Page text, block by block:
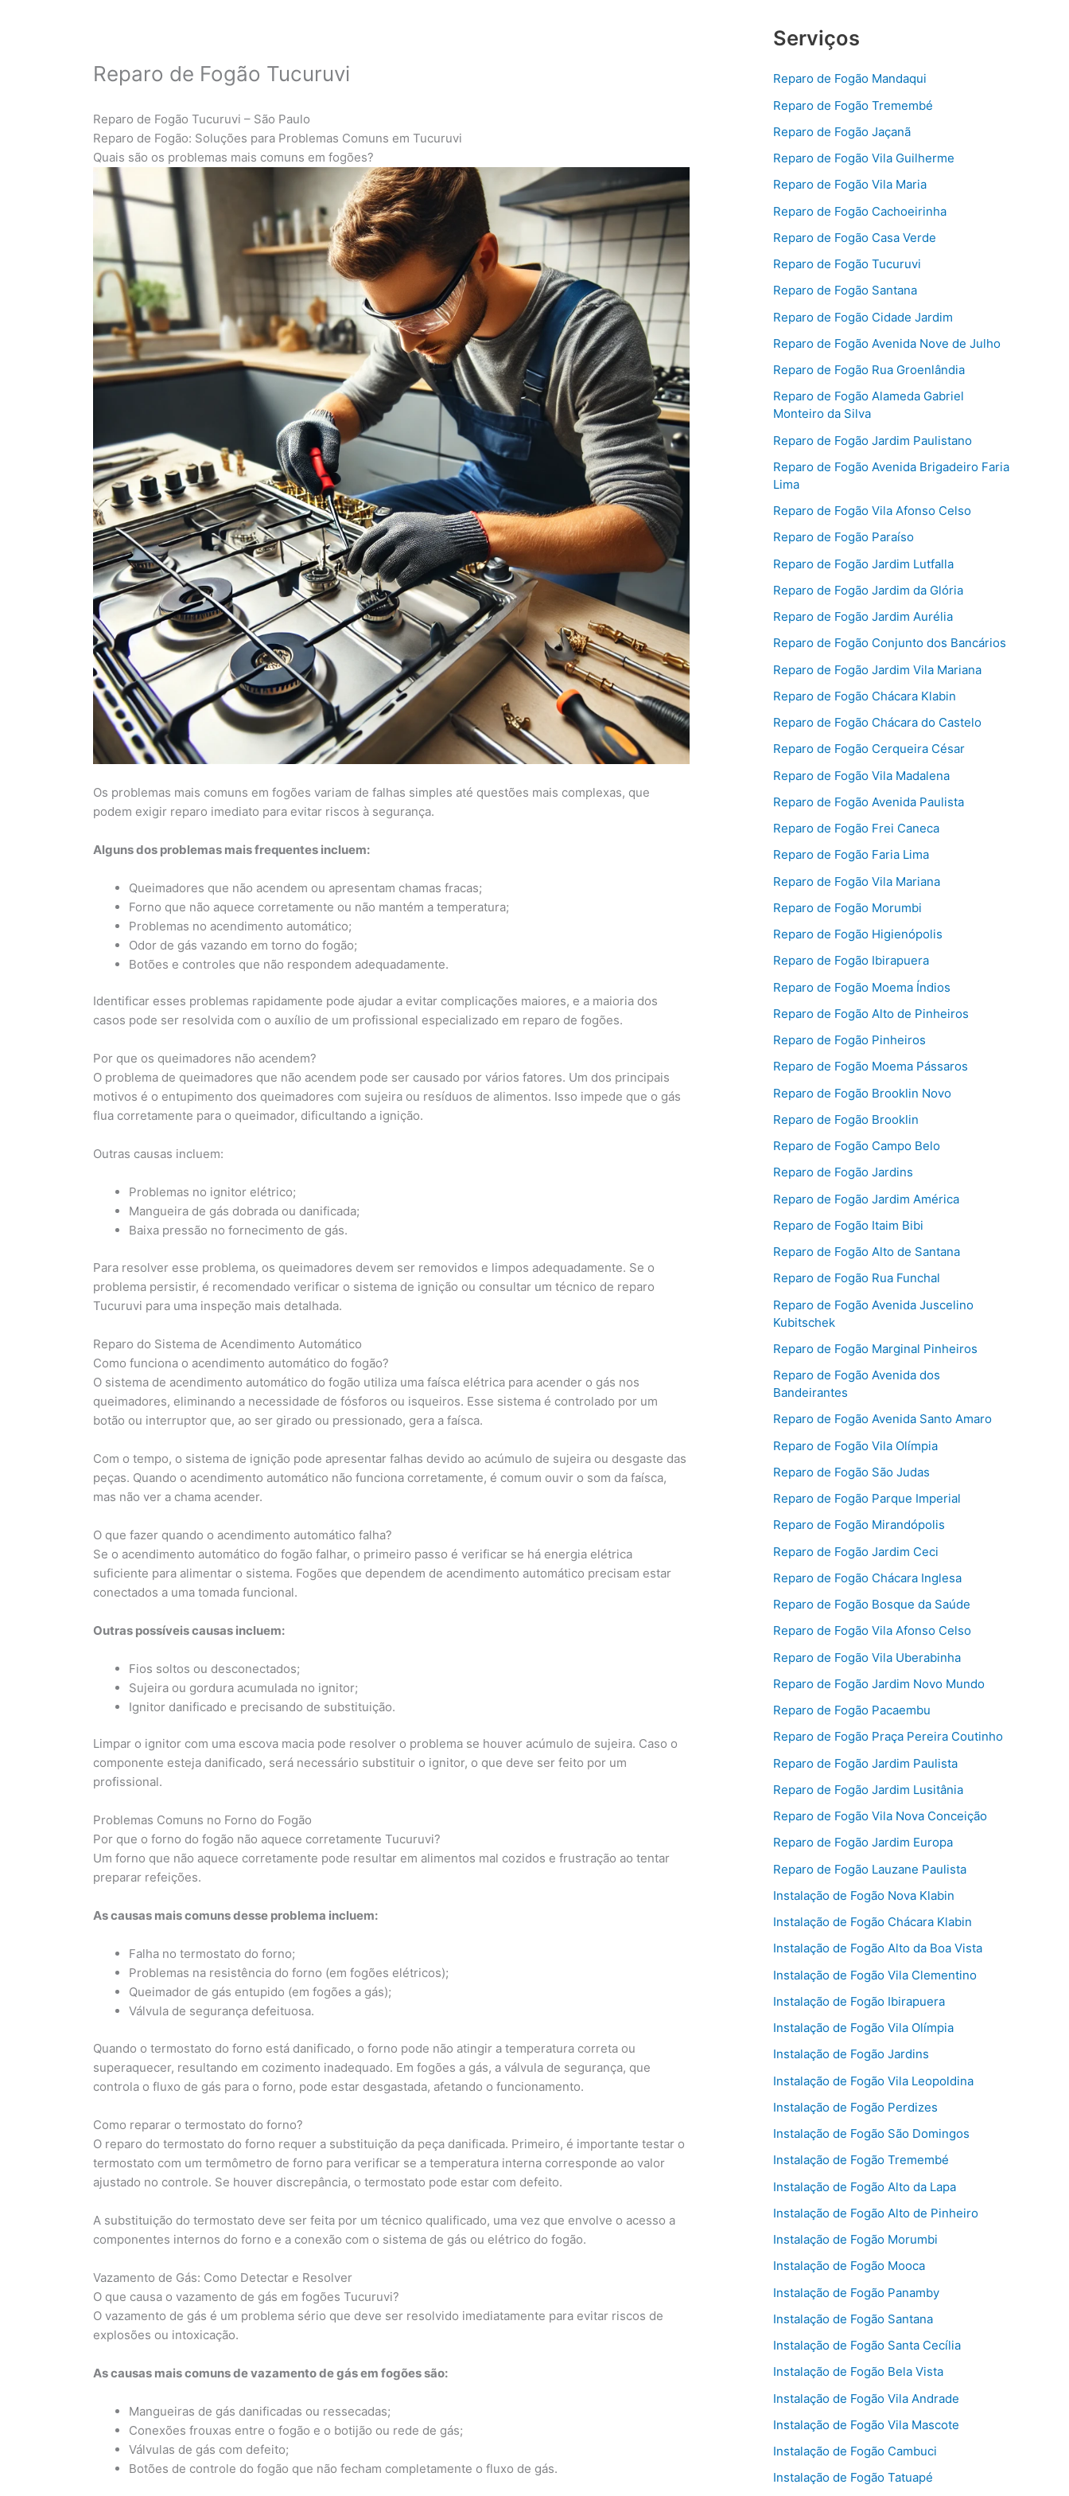
Reparo de Fogão Tucuruvi
Reparo de Fogão Tucuruvi – São Paulo
Reparo de Fogão: Soluções para Problemas Comuns em Tucuruvi
Quais são os problemas mais comuns em fogões?
Os problemas mais comuns em fogões variam de falhas simples até questões mais complexas, que
podem exigir reparo imediato para evitar riscos à segurança.
Alguns dos problemas mais frequentes incluem:
Queimadores que não acendem ou apresentam chamas fracas;
Forno que não aquece corretamente ou não mantém a temperatura;
Problemas no acendimento automático;
Odor de gás vazando em torno do fogão;
Botões e controles que não respondem adequadamente.
Identificar esses problemas rapidamente pode ajudar a evitar complicações maiores, e a maioria dos
casos pode ser resolvida com o auxílio de um profissional especializado em reparo de fogões.
Por que os queimadores não acendem?
O problema de queimadores que não acendem pode ser causado por vários fatores. Um dos principais
motivos é o entupimento dos queimadores com sujeira ou resíduos de alimentos. Isso impede que o gás
flua corretamente para o queimador, dificultando a ignição.
Outras causas incluem:
Problemas no ignitor elétrico;
Mangueira de gás dobrada ou danificada;
Baixa pressão no fornecimento de gás.
Para resolver esse problema, os queimadores devem ser removidos e limpos adequadamente. Se o
problema persistir, é recomendado verificar o sistema de ignição ou consultar um técnico de reparo
Tucuruvi para uma inspeção mais detalhada.
Reparo do Sistema de Acendimento Automático
Como funciona o acendimento automático do fogão?
O sistema de acendimento automático do fogão utiliza uma faísca elétrica para acender o gás nos
queimadores, eliminando a necessidade de fósforos ou isqueiros. Esse sistema é controlado por um
botão ou interruptor que, ao ser girado ou pressionado, gera a faísca.
Com o tempo, o sistema de ignição pode apresentar falhas devido ao acúmulo de sujeira ou desgaste das
peças. Quando o acendimento automático não funciona corretamente, é comum ouvir o som da faísca,
mas não ver a chama acender.
O que fazer quando o acendimento automático falha?
Se o acendimento automático do fogão falhar, o primeiro passo é verificar se há energia elétrica
suficiente para alimentar o sistema. Fogões que dependem de acendimento automático precisam estar
conectados a uma tomada funcional.
Outras possíveis causas incluem:
Fios soltos ou desconectados;
Sujeira ou gordura acumulada no ignitor;
Ignitor danificado e precisando de substituição.
Limpar o ignitor com uma escova macia pode resolver o problema se houver acúmulo de sujeira. Caso o
componente esteja danificado, será necessário substituir o ignitor, o que deve ser feito por um
profissional.
Problemas Comuns no Forno do Fogão
Por que o forno do fogão não aquece corretamente Tucuruvi?
Um forno que não aquece corretamente pode resultar em alimentos mal cozidos e frustração ao tentar
preparar refeições.
As causas mais comuns desse problema incluem:
Falha no termostato do forno;
Problemas na resistência do forno (em fogões elétricos);
Queimador de gás entupido (em fogões a gás);
Válvula de segurança defeituosa.
Quando o termostato do forno está danificado, o forno pode não atingir a temperatura correta ou
superaquecer, resultando em cozimento inadequado. Em fogões a gás, a válvula de segurança, que
controla o fluxo de gás para o forno, pode estar desgastada, afetando o funcionamento.
Como reparar o termostato do forno?
O reparo do termostato do forno requer a substituição da peça danificada. Primeiro, é importante testar o
termostato com um termômetro de forno para verificar se a temperatura interna corresponde ao valor
ajustado no controle. Se houver discrepância, o termostato pode estar com defeito.
A substituição do termostato deve ser feita por um técnico qualificado, uma vez que envolve o acesso a
componentes internos do forno e a conexão com o sistema de gás ou elétrico do fogão.
Vazamento de Gás: Como Detectar e Resolver
O que causa o vazamento de gás em fogões Tucuruvi?
O vazamento de gás é um problema sério que deve ser resolvido imediatamente para evitar riscos de
explosões ou intoxicação.
As causas mais comuns de vazamento de gás em fogões são:
Mangueiras de gás danificadas ou ressecadas;
Conexões frouxas entre o fogão e o botijão ou rede de gás;
Válvulas de gás com defeito;
Botões de controle do fogão que não fecham completamente o fluxo de gás.
Serviços
Reparo de Fogão Mandaqui
Reparo de Fogão Tremembé
Reparo de Fogão Jaçanã
Reparo de Fogão Vila Guilherme
Reparo de Fogão Vila Maria
Reparo de Fogão Cachoeirinha
Reparo de Fogão Casa Verde
Reparo de Fogão Tucuruvi
Reparo de Fogão Santana
Reparo de Fogão Cidade Jardim
Reparo de Fogão Avenida Nove de Julho
Reparo de Fogão Rua Groenlândia
Reparo de Fogão Alameda Gabriel
Monteiro da Silva
Reparo de Fogão Jardim Paulistano
Reparo de Fogão Avenida Brigadeiro Faria
Lima
Reparo de Fogão Vila Afonso Celso
Reparo de Fogão Paraíso
Reparo de Fogão Jardim Lutfalla
Reparo de Fogão Jardim da Glória
Reparo de Fogão Jardim Aurélia
Reparo de Fogão Conjunto dos Bancários
Reparo de Fogão Jardim Vila Mariana
Reparo de Fogão Chácara Klabin
Reparo de Fogão Chácara do Castelo
Reparo de Fogão Cerqueira César
Reparo de Fogão Vila Madalena
Reparo de Fogão Avenida Paulista
Reparo de Fogão Frei Caneca
Reparo de Fogão Faria Lima
Reparo de Fogão Vila Mariana
Reparo de Fogão Morumbi
Reparo de Fogão Higienópolis
Reparo de Fogão Ibirapuera
Reparo de Fogão Moema Índios
Reparo de Fogão Alto de Pinheiros
Reparo de Fogão Pinheiros
Reparo de Fogão Moema Pássaros
Reparo de Fogão Brooklin Novo
Reparo de Fogão Brooklin
Reparo de Fogão Campo Belo
Reparo de Fogão Jardins
Reparo de Fogão Jardim América
Reparo de Fogão Itaim Bibi
Reparo de Fogão Alto de Santana
Reparo de Fogão Rua Funchal
Reparo de Fogão Avenida Juscelino
Kubitschek
Reparo de Fogão Marginal Pinheiros
Reparo de Fogão Avenida dos
Bandeirantes
Reparo de Fogão Avenida Santo Amaro
Reparo de Fogão Vila Olímpia
Reparo de Fogão São Judas
Reparo de Fogão Parque Imperial
Reparo de Fogão Mirandópolis
Reparo de Fogão Jardim Ceci
Reparo de Fogão Chácara Inglesa
Reparo de Fogão Bosque da Saúde
Reparo de Fogão Vila Afonso Celso
Reparo de Fogão Vila Uberabinha
Reparo de Fogão Jardim Novo Mundo
Reparo de Fogão Pacaembu
Reparo de Fogão Praça Pereira Coutinho
Reparo de Fogão Jardim Paulista
Reparo de Fogão Jardim Lusitânia
Reparo de Fogão Vila Nova Conceição
Reparo de Fogão Jardim Europa
Reparo de Fogão Lauzane Paulista
Instalação de Fogão Nova Klabin
Instalação de Fogão Chácara Klabin
Instalação de Fogão Alto da Boa Vista
Instalação de Fogão Vila Clementino
Instalação de Fogão Ibirapuera
Instalação de Fogão Vila Olímpia
Instalação de Fogão Jardins
Instalação de Fogão Vila Leopoldina
Instalação de Fogão Perdizes
Instalação de Fogão São Domingos
Instalação de Fogão Tremembé
Instalação de Fogão Alto da Lapa
Instalação de Fogão Alto de Pinheiro
Instalação de Fogão Morumbi
Instalação de Fogão Mooca
Instalação de Fogão Panamby
Instalação de Fogão Santana
Instalação de Fogão Santa Cecília
Instalação de Fogão Bela Vista
Instalação de Fogão Vila Andrade
Instalação de Fogão Vila Mascote
Instalação de Fogão Cambuci
Instalação de Fogão Tatuapé